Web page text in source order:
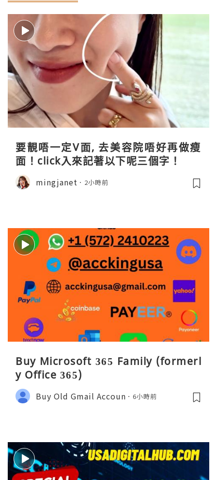
要靚唔一定V面, 去美容院唔好再做瘦
面！click入來記著以下呢三個字！
mingjanet 2小時前
Buy Microsoft 365 Family (formerl
y Office 365)
Buy Old Gmail Accoun 6小時前